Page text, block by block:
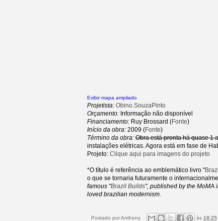
Exibir mapa ampliado
Projetista: Obino.SouzaPinto
Orçamento: Informação não disponível
Financiamento: Ruy Brossard (Fonte)
Início da obra: 2009 (Fonte)
Término da obra: Obra está pronta há quase 1
instalações elétricas. Agora está em fase de
Projeto: Clique aqui para imagens do projeto
*O título é referência ao emblemático livro "
o que se tornaria futuramente o
famous "Brazil Builds", published by the MoMA
loved brazilian modernism.
Postado porAnthony às 18:25